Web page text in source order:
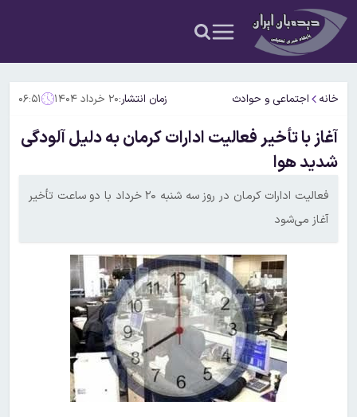
خانه اجتماعی و حوادث زمان انتشار:۲۰ خرداد ۱۴۰۴ ۰۶:۵۱
آغاز با تأخیر فعالیت ادارات کرمان به دلیل آلودگی
شدید هوا
فعالیت ادارات کرمان در روز سه شنبه ۲۰ خرداد با دو ساعت تأخیر
آغاز می‌شود